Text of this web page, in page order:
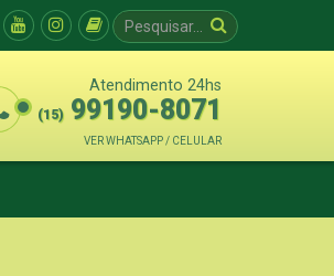
Atendimento 24hs
(15) 99190-8071
VER WHATSAPP / CELULAR